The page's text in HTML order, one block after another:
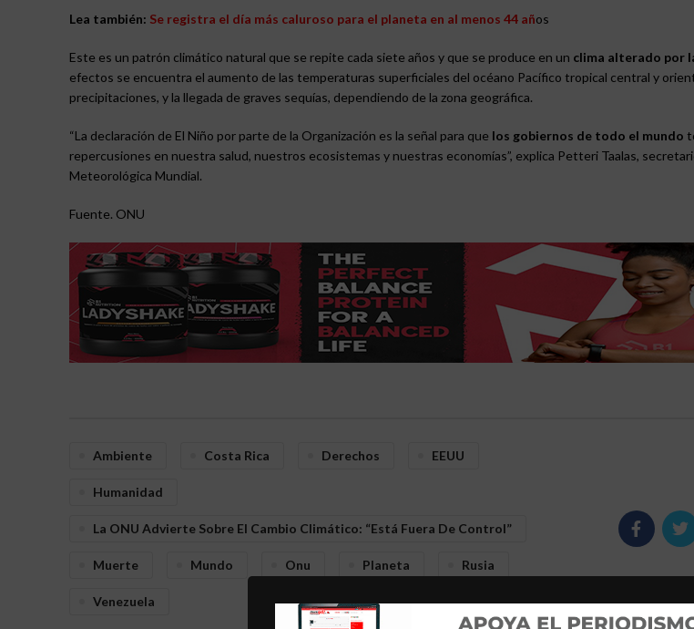
Lea también: Se registra el día más caluroso para el planeta en al menos 44 años
Este es un patrón climático natural que se repite cada siete años y que se produce en un clima alterado por
efectos se encuentra el aumento de las temperaturas superficiales del océano Pacífico tropical central y
precipitaciones, y la llegada de graves sequías, dependiendo de la zona geográfica.
“La declaración de El Niño por parte de la Organización es la señal para que los gobiernos de todo el mundo
repercusiones en nuestra salud, nuestros ecosistemas y nuestras economías”, explica Petteri Taalas,
Meteorológica Mundial.
Fuente. ONU
Ambiente Costa Rica Derechos EEUU
Humanidad
La ONU Advierte Sobre El Cambio Climático: “Está Fuera De Control”
Muerte Mundo Onu Planeta Rusia
Venezuela